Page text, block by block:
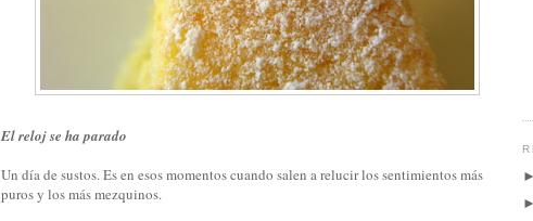
El reloj se ha parado
Un día de sustos. Es en esos momentos cuando salen a relucir los sentimientos más
puros y los más mezquinos.